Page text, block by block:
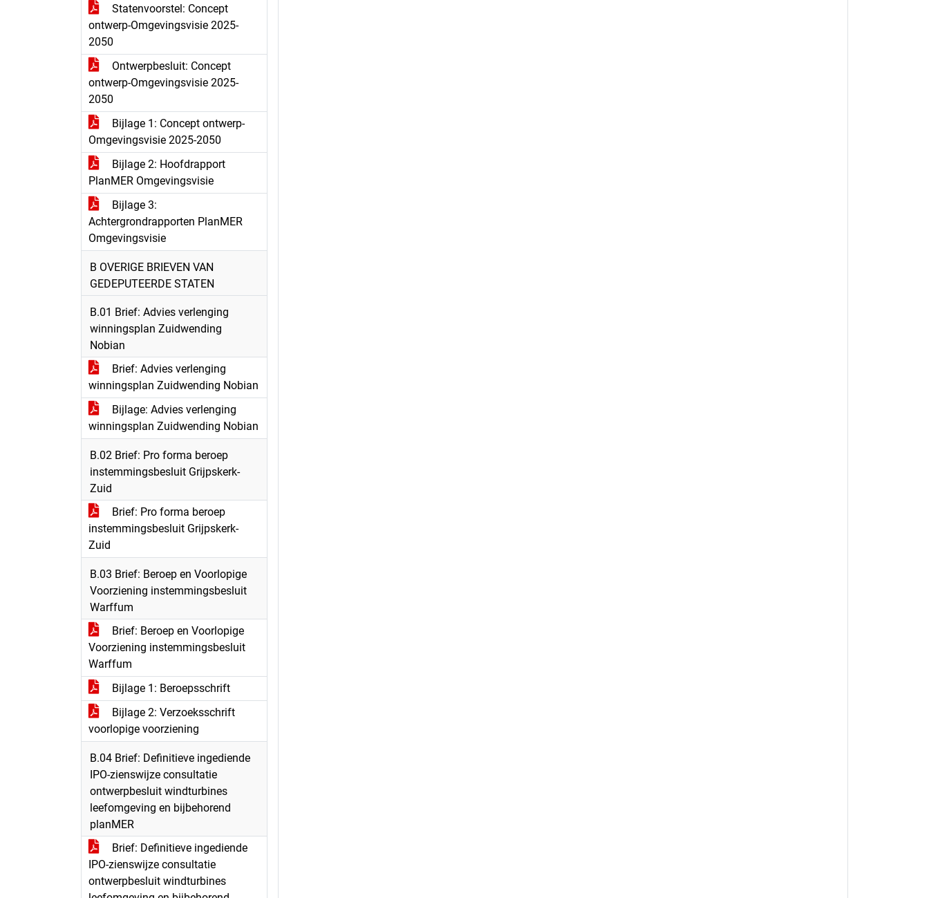
Statenvoorstel: Concept
ontwerp-Omgevingsvisie 2025-
2050
Ontwerpbesluit: Concept
ontwerp-Omgevingsvisie 2025-
2050
Bijlage 1: Concept ontwerp-
Omgevingsvisie 2025-2050
Bijlage 2: Hoofdrapport
PlanMER Omgevingsvisie
Bijlage 3:
Achtergrondrapporten PlanMER
Omgevingsvisie
B OVERIGE BRIEVEN VAN
GEDEPUTEERDE STATEN
B.01 Brief: Advies verlenging
winningsplan Zuidwending
Nobian
Brief: Advies verlenging
winningsplan Zuidwending Nobian
Bijlage: Advies verlenging
winningsplan Zuidwending Nobian
B.02 Brief: Pro forma beroep
instemmingsbesluit Grijpskerk-
Zuid
Brief: Pro forma beroep
instemmingsbesluit Grijpskerk-
Zuid
B.03 Brief: Beroep en Voorlopige
Voorziening instemmingsbesluit
Warffum
Brief: Beroep en Voorlopige
Voorziening instemmingsbesluit
Warffum
Bijlage 1: Beroepsschrift
Bijlage 2: Verzoeksschrift
voorlopige voorziening
B.04 Brief: Definitieve ingediende
IPO-zienswijze consultatie
ontwerpbesluit windturbines
leefomgeving en bijbehorend
planMER
Brief: Definitieve ingediende
IPO-zienswijze consultatie
ontwerpbesluit windturbines